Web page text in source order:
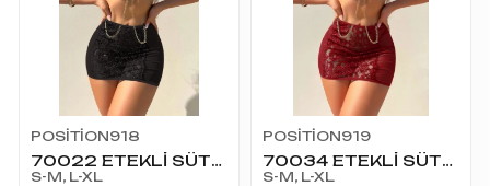
POSİTİON918
70022 ETEKLİ SÜTYEN TKM
S-M, L-XL
POSİTİON919
70034 ETEKLİ SÜTYEN TKM
S-M, L-XL